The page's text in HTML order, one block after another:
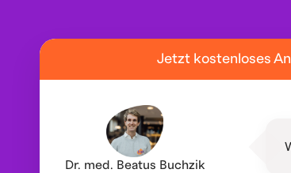
Jetzt kostenloses
Dr. med. Beatus Buchzik